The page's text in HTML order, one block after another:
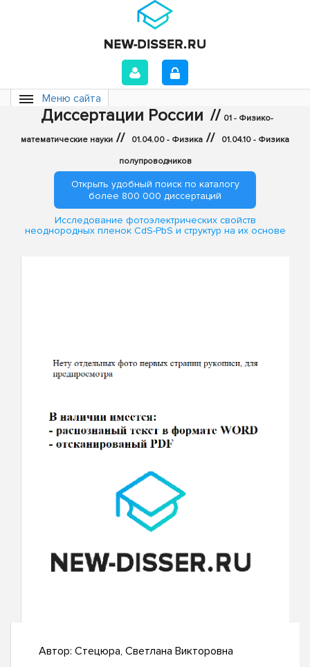
Меню сайта
Диссертации России // 01 - Физико-
математические науки // 01.04.00 - Физика // 01.04.10 - Физика
полупроводников
Открыть удобный поиск по каталогу
более 800 000 диссертаций
Исследование фотоэлектрических свойств
неоднородных пленок CdS-PbS и структур на их основе
Автор: Стецюра, Светлана Викторовна